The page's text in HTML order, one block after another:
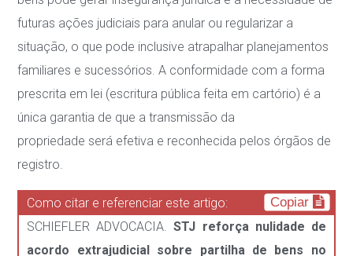
futuras ações judiciais para anular ou regularizar a
situação, o que pode inclusive atrapalhar planejamentos
familiares e sucessórios. A conformidade com a forma
prescrita em lei (escritura pública feita em cartório) é a
única garantia de que a transmissão da
propriedade será efetiva e reconhecida pelos órgãos de
registro.
Como citar e referenciar este artigo: Copiar
SCHIEFLER ADVOCACIA.STJ reforça nulidade de
acordo extrajudicial sobre partilha de bens no